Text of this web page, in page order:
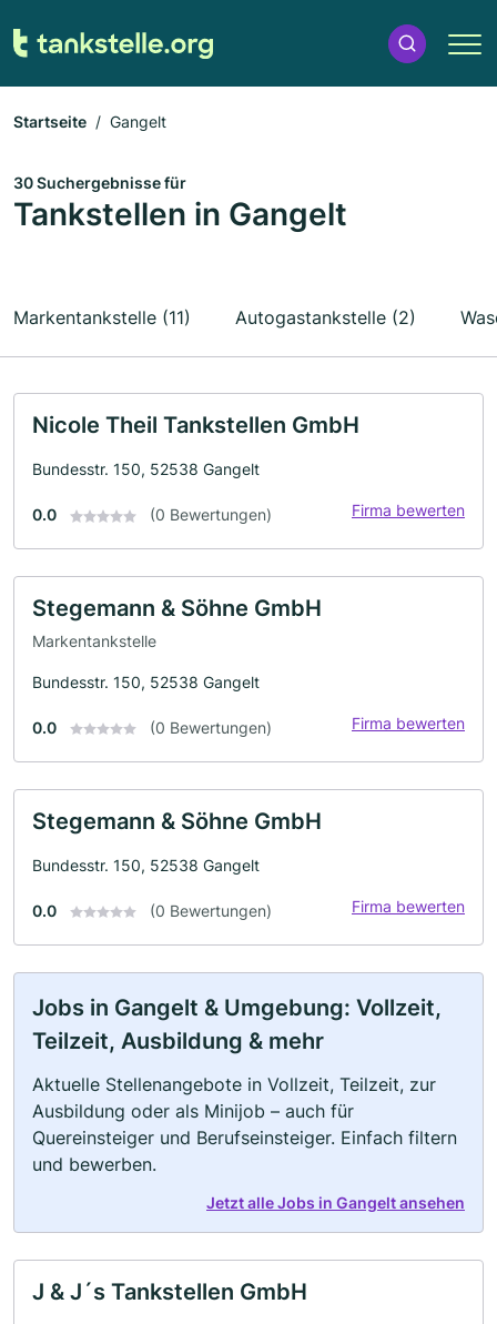
Startseite Gangelt
30 Suchergebnisse für
Tankstellen in Gangelt
Markentankstelle (11) Autogastankstelle (2)
Nicole Theil Tankstellen GmbH
Bundesstr. 150, 52538 Gangelt
0.0 (0 Bewertungen) Firma bewerten
Stegemann & Söhne GmbH
Markentankstelle
Bundesstr. 150, 52538 Gangelt
0.0 (0 Bewertungen) Firma bewerten
Stegemann & Söhne GmbH
Bundesstr. 150, 52538 Gangelt
0.0 (0 Bewertungen) Firma bewerten
Jobs in Gangelt & Umgebung: Vollzeit,
Teilzeit, Ausbildung & mehr
Aktuelle Stellenangebote in Vollzeit, Teilzeit, zur
Ausbildung oder als Minijob – auch für
Quereinsteiger und Berufseinsteiger. Einfach filtern
und bewerben.
Jetzt alle Jobs in Gangelt ansehen
J & J´s Tankstellen GmbH